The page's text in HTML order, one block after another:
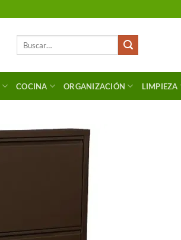
COCINA ORGANIZACIÓN LIMPIEZA